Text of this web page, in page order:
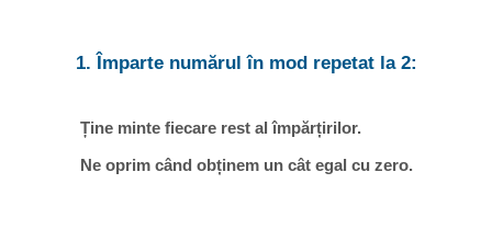
1. Împarte numărul în mod repetat la 2:
Ține minte fiecare rest al împărțirilor.
Ne oprim când obținem un cât egal cu zero.